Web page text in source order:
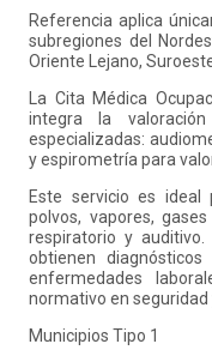
Referencia aplica
subregiones del
Oriente Lejano,
La Cita Médica
integra la
especializadas:
y espirometría para
Este servicio es ideal
polvos, vapores,
respiratorio y
obtienen
enfermedades
normativo en seguridad
Municipios Tipo 1